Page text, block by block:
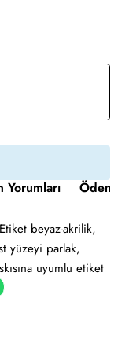
Yorumları Ödeme
beyaz-akrilik,
yüzeyi parlak,
uyumlu etiket
yapışkanlı